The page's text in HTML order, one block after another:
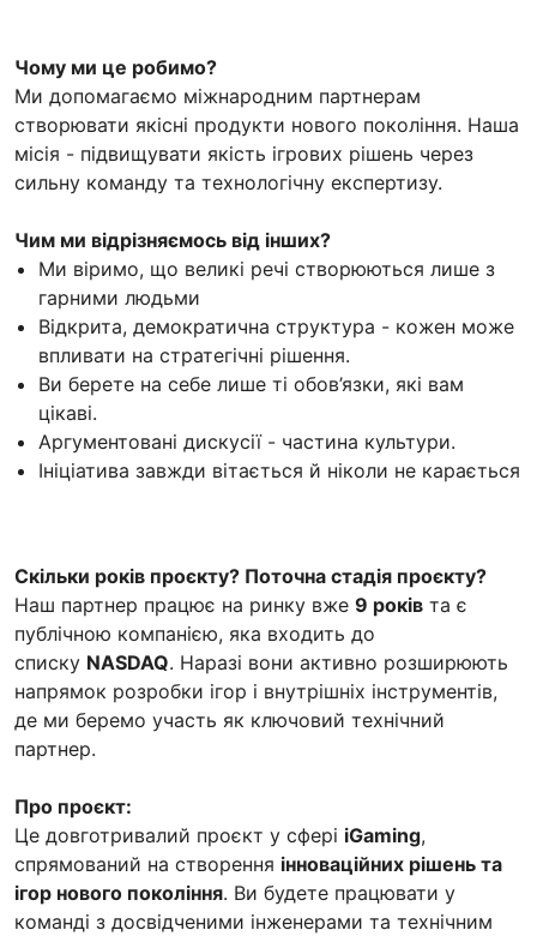
Чому ми це робимо?
Ми допомагаємо міжнародним партнерам
створювати якісні продукти нового покоління. Наша
місія - підвищувати якість ігрових рішень через
сильну команду та технологічну експертизу.
Чим ми відрізняємось від інших?
Ми віримо, що великі речі створюються лише з
гарними людьми
Відкрита, демократична структура - кожен може
впливати на стратегічні рішення.
Ви берете на себе лише ті обов’язки, які вам
цікаві.
Аргументовані дискусії - частина культури.
Ініціатива завжди вітається й ніколи не карається
Скільки років проєкту? Поточна стадія проєкту?
Наш партнер працює на ринку вже 9 років та є
публічною компанією, яка входить до
списку NASDAQ. Наразі вони активно розширюють
напрямок розробки ігор і внутрішніх інструментів,
де ми беремо участь як ключовий технічний
партнер.
Про проєкт:
Це довготривалий проєкт у сфері iGaming,
спрямований на створення інноваційних рішень та
ігор нового покоління. Ви будете працювати у
команді з досвідченими інженерами та технічним